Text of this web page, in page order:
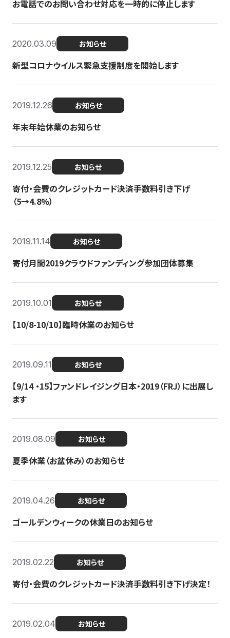
お電話でのお問い合わせ対応を一時的に停止します
2020.03.09 お知らせ
新型コロナウイルス緊急支援制度を開始します
2019.12.26 お知らせ
年末年始休業のお知らせ
2019.12.25 お知らせ
寄付・会費のクレジットカード決済手数料引き下げ
（5→4.8%）
2019.11.14 お知らせ
寄付月間2019クラウドファンディング参加団体募集
2019.10.01 お知らせ
【10/8-10/10】臨時休業のお知らせ
2019.09.11 お知らせ
【9/14 ・15】ファンドレイジング日本・2019（FRJ）に出展し
ます
2019.08.09 お知らせ
夏季休業（お盆休み）のお知らせ
2019.04.26 お知らせ
ゴールデンウィークの休業日のお知らせ
2019.02.22 お知らせ
寄付・会費のクレジットカード決済手数料引き下げ決定！
2019.02.04 お知らせ